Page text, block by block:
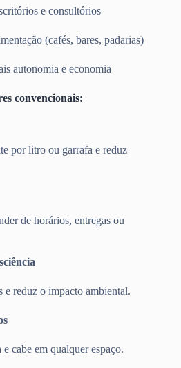
e consultórios
(cafés, bares, padarias)
autonomia e economia
convencionais:
por litro ou garrafa e reduz
de horários, entregas ou
e reduz o impacto ambiental.
cabe em qualquer espaço.